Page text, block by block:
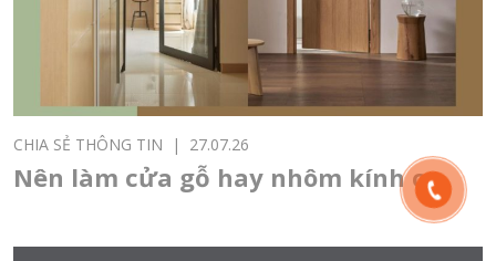
CHIA SẺ THÔNG TIN | 27.07.26
Nên làm cửa gỗ hay nhôm kính cho
cửa chính, cửa thông phòng, cửa
sổ?